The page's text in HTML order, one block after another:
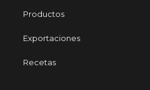
Productos
Exportaciones
Recetas